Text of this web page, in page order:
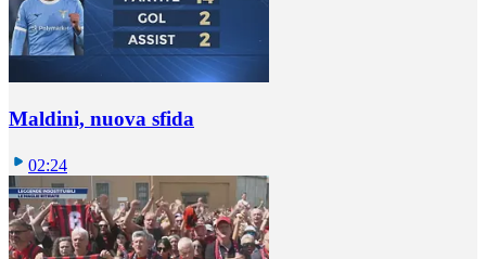
Maldini, nuova sfida
02:24